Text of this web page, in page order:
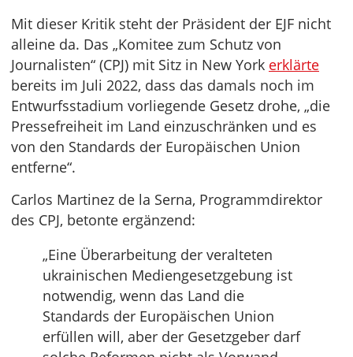
Mit dieser Kritik steht der Präsident der EJF nicht
alleine da. Das „Komitee zum Schutz von
Journalisten“ (CPJ) mit Sitz in New York erklärte
bereits im Juli 2022, dass das damals noch im
Entwurfsstadium vorliegende Gesetz drohe, „die
Pressefreiheit im Land einzuschränken und es
von den Standards der Europäischen Union
entferne“.
Carlos Martinez de la Serna, Programmdirektor
des CPJ, betonte ergänzend:
„Eine Überarbeitung der veralteten
ukrainischen Mediengesetzgebung ist
notwendig, wenn das Land die
Standards der Europäischen Union
erfüllen will, aber der Gesetzgeber darf